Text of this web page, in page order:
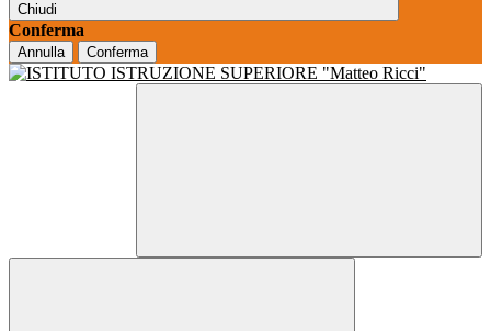
Chiudi
Conferma
Annulla Conferma